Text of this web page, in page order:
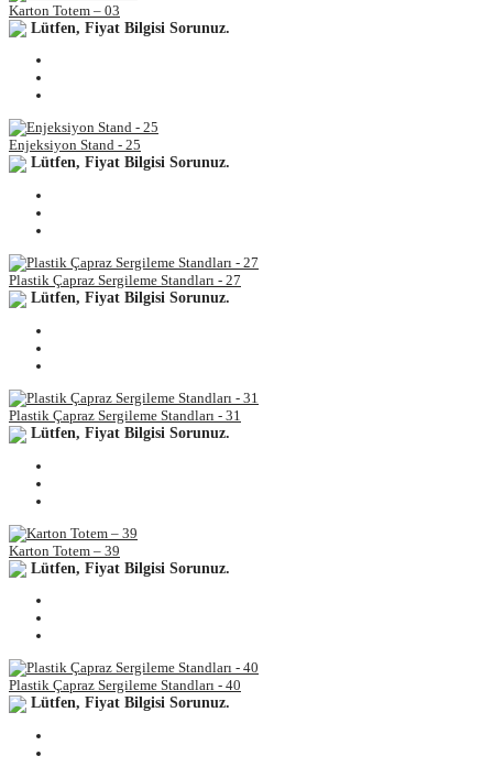
Karton Totem – 03
Lütfen, Fiyat Bilgisi Sorunuz.
Enjeksiyon Stand - 25
Lütfen, Fiyat Bilgisi Sorunuz.
Plastik Çapraz Sergileme Standları - 27
Lütfen, Fiyat Bilgisi Sorunuz.
Plastik Çapraz Sergileme Standları - 31
Lütfen, Fiyat Bilgisi Sorunuz.
Karton Totem – 39
Lütfen, Fiyat Bilgisi Sorunuz.
Plastik Çapraz Sergileme Standları - 40
Lütfen, Fiyat Bilgisi Sorunuz.